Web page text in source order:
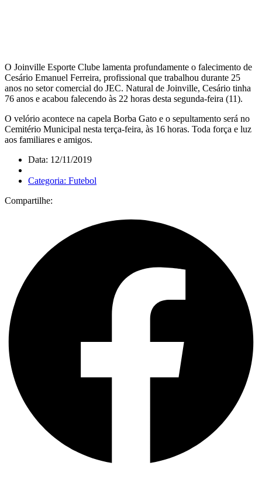
O Joinville Esporte Clube lamenta profundamente o falecimento de
Cesário Emanuel Ferreira, profissional que trabalhou durante 25
anos no setor comercial do JEC. Natural de Joinville, Cesário tinha
76 anos e acabou falecendo às 22 horas desta segunda-feira (11).
O velório acontece na capela Borba Gato e o sepultamento será no
Cemitério Municipal nesta terça-feira, às 16 horas. Toda força e luz
aos familiares e amigos.
Data: 12/11/2019
Categoria: Futebol
Compartilhe: